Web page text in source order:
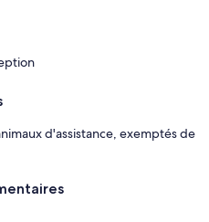
d'assistance, exemptés de